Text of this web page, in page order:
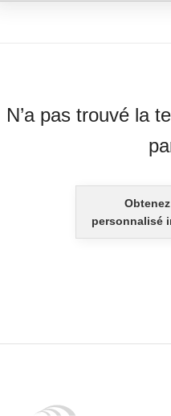
N’a pas trouvé la
personnalisé